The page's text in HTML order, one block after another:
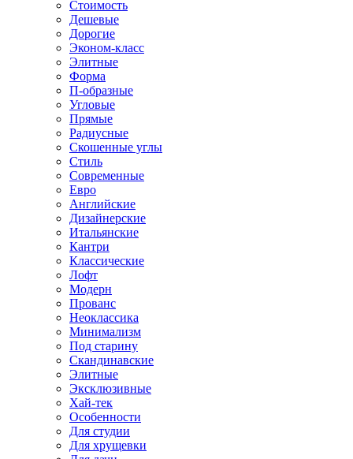
Стоимость
Дешевые
Дорогие
Эконом-класс
Элитные
Форма
П-образные
Угловые
Прямые
Радиусные
Скошенные углы
Стиль
Современные
Евро
Английские
Дизайнерские
Итальянские
Кантри
Классические
Лофт
Модерн
Прованс
Неоклассика
Минимализм
Под старину
Скандинавские
Элитные
Эксклюзивные
Хай-тек
Особенности
Для студии
Для хрущевки